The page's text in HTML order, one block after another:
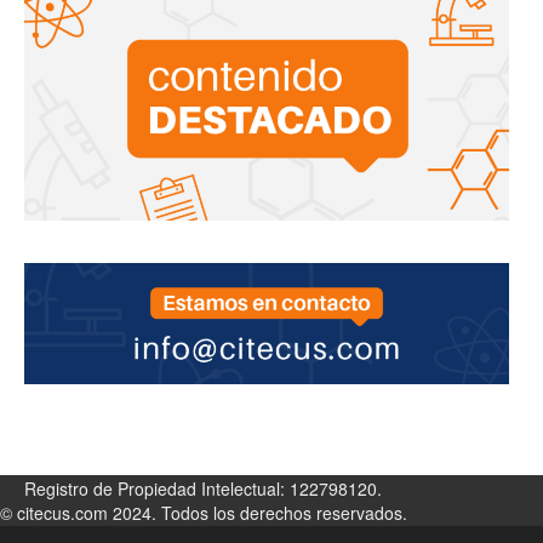
Registro de Propiedad Intelectual: 122798120.
© citecus.com 2024. Todos los derechos reservados.